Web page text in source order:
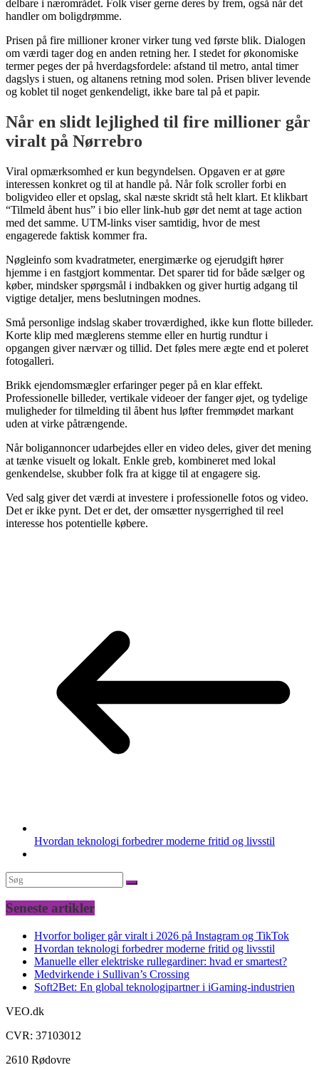
delbare i nærområdet. Folk viser gerne deres by frem, også når det
handler om boligdrømme.
Prisen på fire millioner kroner virker tung ved første blik. Dialogen
om værdi tager dog en anden retning her. I stedet for økonomiske
termer peges der på hverdagsfordele: afstand til metro, antal timer
dagslys i stuen, og altanens retning mod solen. Prisen bliver levende
og koblet til noget genkendeligt, ikke bare tal på et papir.
Når en slidt lejlighed til fire millioner går
viralt på Nørrebro
Viral opmærksomhed er kun begyndelsen. Opgaven er at gøre
interessen konkret og til at handle på. Når folk scroller forbi en
boligvideo eller et opslag, skal næste skridt stå helt klart. Et klikbart
“Tilmeld åbent hus” i bio eller link-hub gør det nemt at tage action
med det samme. UTM-links viser samtidig, hvor de mest
engagerede faktisk kommer fra.
Nøgleinfo som kvadratmeter, energimærke og ejerudgift hører
hjemme i en fastgjort kommentar. Det sparer tid for både sælger og
køber, mindsker spørgsmål i indbakken og giver hurtig adgang til
vigtige detaljer, mens beslutningen modnes.
Små personlige indslag skaber troværdighed, ikke kun flotte billeder.
Korte klip med mæglerens stemme eller en hurtig rundtur i
opgangen giver nærvær og tillid. Det føles mere ægte end et poleret
fotogalleri.
Brikk ejendomsmægler erfaringer peger på en klar effekt.
Professionelle billeder, vertikale videoer der fanger øjet, og tydelige
muligheder for tilmelding til åbent hus løfter fremmødet markant
uden at virke påtrængende.
Når boligannoncer udarbejdes eller en video deles, giver det mening
at tænke visuelt og lokalt. Enkle greb, kombineret med lokal
genkendelse, skubber folk fra at kigge til at engagere sig.
Ved salg giver det værdi at investere i professionelle fotos og video.
Det er ikke pynt. Det er det, der omsætter nysgerrighed til reel
interesse hos potentielle købere.
Hvordan teknologi forbedrer moderne fritid og livsstil
Seneste artikler
Hvorfor boliger går viralt i 2026 på Instagram og TikTok
Hvordan teknologi forbedrer moderne fritid og livsstil
Manuelle eller elektriske rullegardiner: hvad er smartest?
Medvirkende i Sullivan’s Crossing
Soft2Bet: En global teknologipartner i iGaming-industrien
VEO.dk
CVR: 37103012
2610 Rødovre